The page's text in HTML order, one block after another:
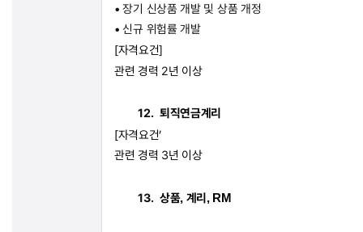
•장기 신상품 개발 및 상품 개정
•신규 위험률 개발
[자격요건]
관련 경력 2년 이상
12. 퇴직연금계리
[자격요건’
관련 경력 3년 이상
13. 상품, 계리, RM